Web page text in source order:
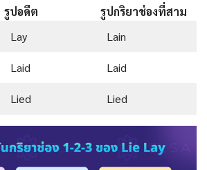
รูปอดีต
รูปกริยาช่องที่สาม
Lay Lain
Laid Laid
Lied Lied